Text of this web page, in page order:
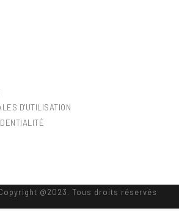
D'UTILISATION
Copyright @2023. Tous droits réservés